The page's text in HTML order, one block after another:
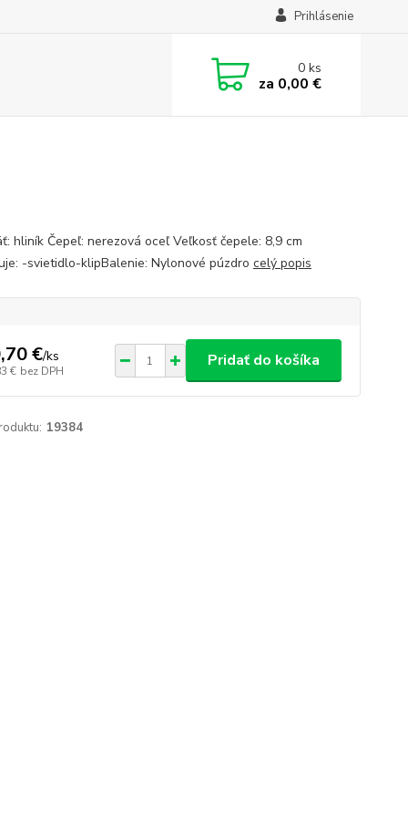
Prihlásenie
0ks
za 0,00 €
hliník Čepeľ: nerezová oceľ Veľkosť čepele: 8,9 cm
-svietidlo-klipBalenie: Nylonové púzdro celý popis
€/ks
€ bez DPH
Pridať do košíka
19384